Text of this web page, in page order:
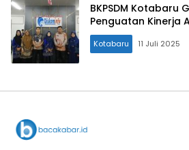
BKPSDM Kotabaru
Penguatan Kinerja
Kotabaru 11 Juli 2025